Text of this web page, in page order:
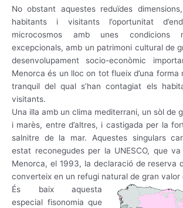
No obstant aquestes reduïdes
habitants i visitants l’oportunitat
microcosmos amb unes condicions
excepcionals, amb un patrimoni cultural de
desenvolupament socio-econòmic
Menorca és un lloc on tot flueix d’una
tranquil del qual s’han contagiat els
visitants.
Una illa amb un clima mediterrani, un sòl de
i marès, entre d’altres, i castigada per la
salnitre de la mar. Aquestes singulars
estat reconegudes per la UNESCO, que
Menorca, el 1993, la declaració de reserva
converteix en un refugi natural de gran valor
És baix aquesta
especial fisonomia que